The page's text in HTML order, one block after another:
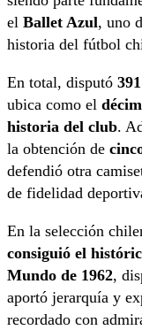
el Ballet Azul, uno
historia del fútbol
En total, disputó
ubica como el
historia del club.
la obtención de
defendió otra
de fidelidad
En la selección
consiguió el
Mundo de 1962,
aportó jerarquía y
recordado con